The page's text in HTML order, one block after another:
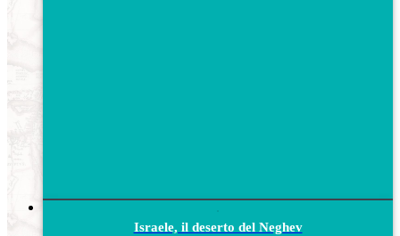
Israele, il deserto del Neghev